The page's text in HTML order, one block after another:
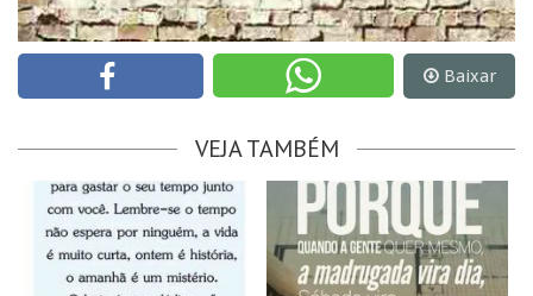
Baixar
VEJA TAMBÉM